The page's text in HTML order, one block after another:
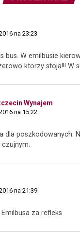
na 23:23
bus. W emilbusie
ktorzy stoja!!! W
Wynajem
na 15:22
dla poszkodowanych.
na 21:39
za refleks